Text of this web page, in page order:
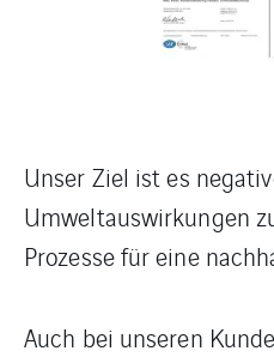
Unser Ziel ist es
Umweltauswirkungen
Prozesse für eine
Auch bei unseren